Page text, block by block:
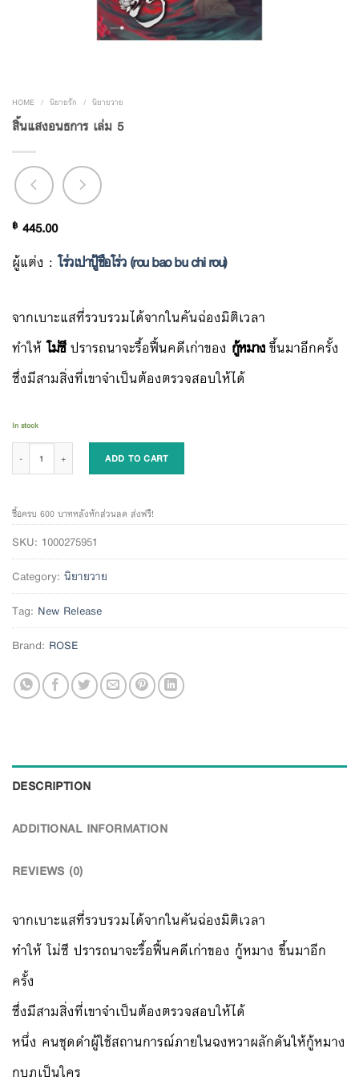
HOME / นิยายรัก / นิยายวาย
สิ้นแสงอนธการ เล่ม 5
฿ 445.00
ผู้แต่ง :โร่วเปาปู้ชือโร่ว (rou bao bu chi rou)
จากเบาะแสที่รวบรวมได้จากในคันฉ่องมิติเวลา
ทำให้โม่ซีปรารถนาจะรื้อฟื้นคดีเก่าของ กู้หมางขึ้นมาอีกครั้ง
ซึ่งมีสามสิ่งที่เขาจำเป็นต้องตรวจสอบให้ได้
In stock
ADD TO CART
ซื้อครบ 600 บาทหลังหักส่วนลด ส่งฟรี!
SKU: 1000275951
Category: นิยายวาย
Tag: New Release
Brand: ROSE
DESCRIPTION
ADDITIONAL INFORMATION
REVIEWS (0)
จากเบาะแสที่รวบรวมได้จากในคันฉ่องมิติเวลา
ทำให้ โม่ซี ปรารถนาจะรื้อฟื้นคดีเก่าของ กู้หมาง ขึ้นมาอีก
ครั้ง
ซึ่งมีสามสิ่งที่เขาจำเป็นต้องตรวจสอบให้ได้
หนึ่ง คนชุดดำผู้ใช้สถานการณ์ภายในฉงหวาผลักดันให้กู้หมาง